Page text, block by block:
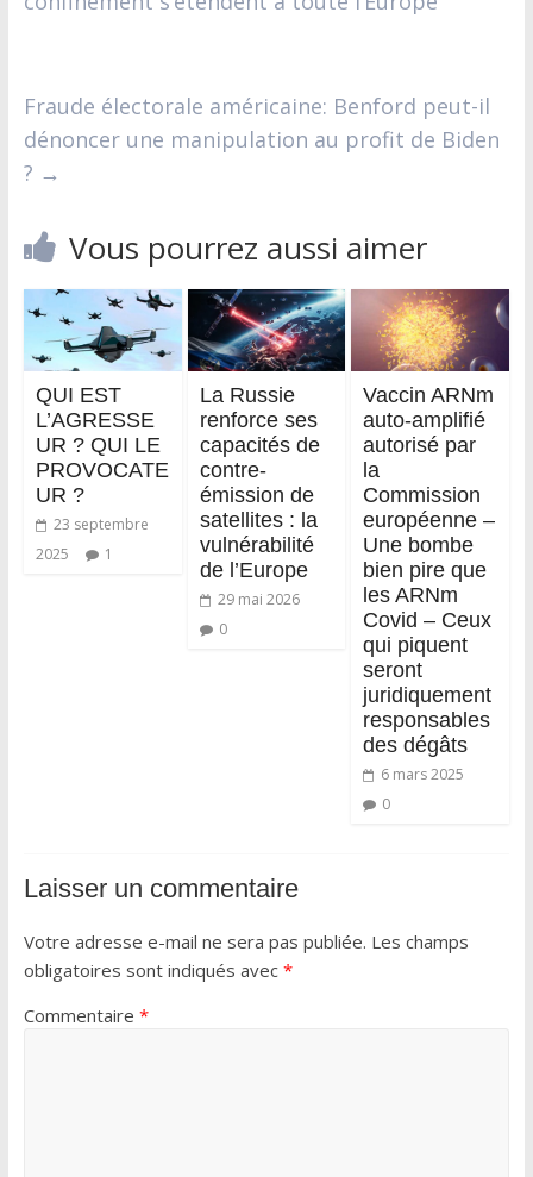
Fraude électorale américaine: Benford peut-il
dénoncer une manipulation au profit de Biden
? →
Vous pourrez aussi aimer
QUI EST
L’AGRESSE
UR ? QUI LE
PROVOCATE
UR ?
23 septembre
2025
1
La Russie
renforce ses
capacités de
contre-
émission de
satellites : la
vulnérabilité
de l’Europe
29 mai 2026
0
Vaccin ARNm
auto-amplifié
autorisé par
la
Commission
européenne –
Une bombe
bien pire que
les ARNm
Covid – Ceux
qui piquent
seront
juridiquement
responsables
des dégâts
6 mars 2025
0
Laisser un commentaire
Votre adresse e-mail ne sera pas publiée. Les champs
obligatoires sont indiqués avec *
Commentaire *